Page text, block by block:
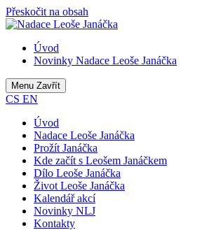
Přeskočit na obsah
Úvod
Novinky Nadace Leoše Janáčka
Menu Zavřít
CS EN
Úvod
Nadace Leoše Janáčka
Prožít Janáčka
Kde začít s Leošem Janáčkem
Dílo Leoše Janáčka
Život Leoše Janáčka
Kalendář akcí
Novinky NLJ
Kontakty